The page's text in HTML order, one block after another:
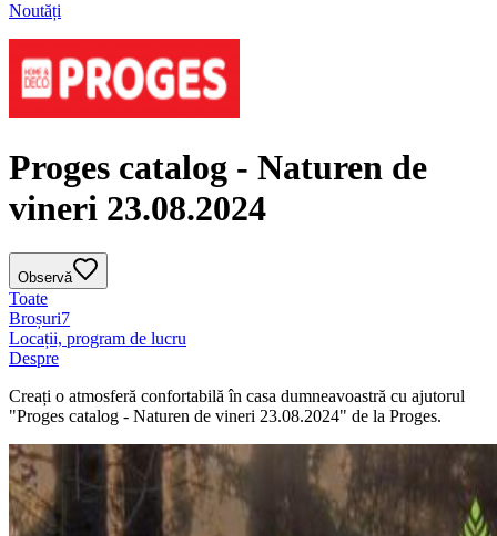
Noutăți
Proges catalog - Naturen de
vineri 23.08.2024
Observă
Toate
Broșuri7
Locații, program de lucru
Despre
Creați o atmosferă confortabilă în casa dumneavoastră cu ajutorul
"Proges catalog - Naturen de vineri 23.08.2024" de la Proges.